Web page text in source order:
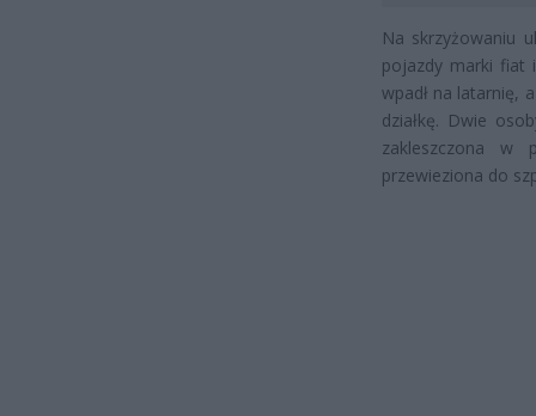
Na skrzyżowaniu
pojazdy marki fiat
wpadł na latarnię,
działkę. Dwie
zakleszczona w
przewieziona do